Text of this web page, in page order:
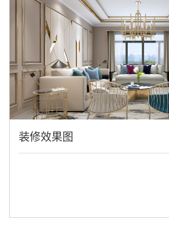
装修效果图